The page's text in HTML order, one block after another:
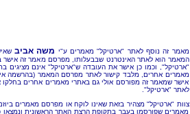
מאמר זה נוסף לאתר "ארטיקל" מאמרים ע"י משה אביב
המאמר הוא לאתר האינטרנט שבבעלותו, מפרסם מאמר זה
"ארטיקל", וכמו כן אישר את העובדה ש"ארטיקל" אינם מציגים
מאמרים אחרים, מלבד קישור לאתר מפרסם המאמר (בהרשמה
אישר שמאמר זה מפורסם אולי גם באתרי מאמרים אחרים בחלקו
לאתר "ארטיקל".
צוות "ארטיקל" מצהיר בזאת שאינו לוקח או מפרסם מאמרים
מאמרים שפורסמו בעבר בתקופת הרצת האתר הראשונית ונמצאו